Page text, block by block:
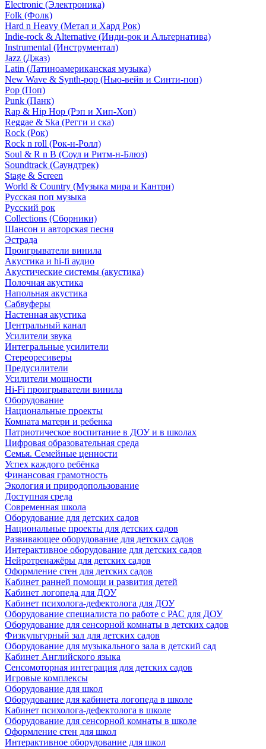
Electronic (Электроника)
Folk (Фолк)
Hard n Heavy (Метал и Хард Рок)
Indie-rock & Alternative (Инди-рок и Альтернатива)
Instrumental (Инструментал)
Jazz (Джаз)
Latin (Латиноамериканская музыка)
New Wave & Synth-pop (Нью-вейв и Синти-поп)
Pop (Поп)
Punk (Панк)
Rap & Hip Hop (Рэп и Хип-Хоп)
Reggae & Ska (Регги и ска)
Rock (Рок)
Rock n roll (Рок-н-Ролл)
Soul & R n B (Соул и Ритм-н-Блюз)
Soundtrack (Саундтрек)
Stage & Screen
World & Country (Музыка мира и Кантри)
Русская поп музыка
Русский рок
Сollections (Сборники)
Шансон и авторская песня
Эстрада
Проигрыватели винила
Акустика и hi-fi аудио
Акустические системы (акустика)
Полочная акустика
Напольная акустика
Сабвуферы
Настенная акустика
Центральный канал
Усилители звука
Интегральные усилители
Стереоресиверы
Предусилители
Усилители мощности
Hi-Fi проигрыватели винила
Оборудование
Национальные проекты
Комната матери и ребенка
Патриотическое воспитание в ДОУ и в школах
Цифровая образовательная среда
Семья. Семейные ценности
Успех каждого ребёнка
Финансовая грамотность
Экология и природопользование
Доступная среда
Современная школа
Оборудование для детских садов
Национальные проекты для детских садов
Развивающее оборудование для детских садов
Интерактивное оборудование для детских садов
Нейротренажёры для детских садов
Оформление стен для детских садов
Кабинет ранней помощи и развития детей
Кабинет логопеда для ДОУ
Кабинет психолога-дефектолога для ДОУ
Оборудование специалиста по работе с РАС для ДОУ
Оборудование для сенсорной комнаты в детских садов
Физкультурный зал для детских садов
Оборудование для музыкального зала в детский сад
Кабинет Английского языка
Сенсомоторная интеграция для детских садов
Игровые комплексы
Оборудование для школ
Оборудование для кабинета логопеда в школе
Кабинет психолога-дефектолога в школе
Оборудование для сенсорной комнаты в школе
Оформление стен для школ
Интерактивное оборудование для школ